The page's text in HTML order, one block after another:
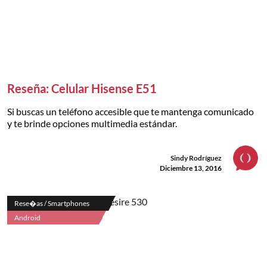
Reseña: Celular Hisense E51
Si buscas un teléfono accesible que te mantenga comunicado
y te brinde opciones multimedia estándar.
Sindy Rodríguez
Diciembre 13, 2016
Rese�as / Smartphones
Android